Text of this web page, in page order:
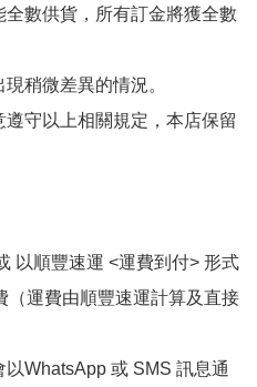
數供貨，所有訂金將獲全數
稍微差異的情況。
守以上相關規定，本店保留
以順豐速運 <運費到付> 形式
（運費由順豐速運計算及直接
WhatsApp 或 SMS 訊息通